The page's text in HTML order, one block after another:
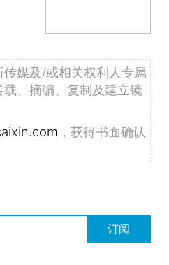
媒及/或相关权利人专属
、摘编、复制及建立镜
，获得书面确认
订阅